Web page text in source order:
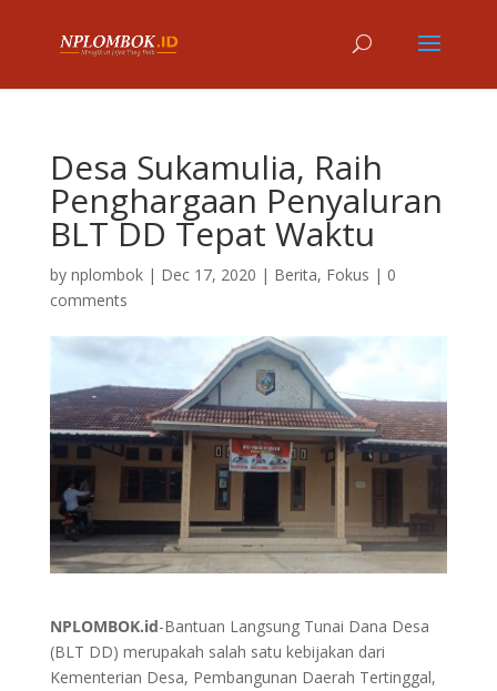
Desa Sukamulia, Raih
Penghargaan Penyaluran
BLT DD Tepat Waktu
by nplombok| Dec 17, 2020 | Berita, Fokus | 0
comments
NPLOMBOK.id-Bantuan Langsung Tunai Dana Desa
(BLT DD) merupakah salah satu kebijakan dari
Kementerian Desa, Pembangunan Daerah Tertinggal,